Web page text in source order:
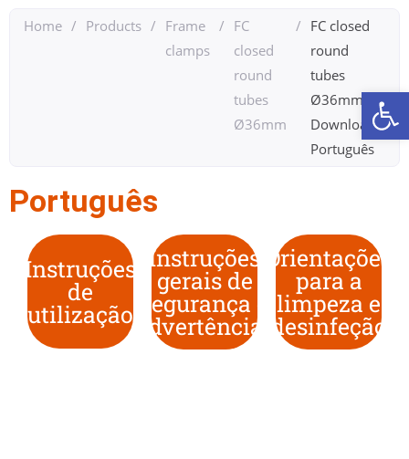
Home / Products / Frame
clamps
/ FC
closed
round
tubes
Ø36mm
/ FC closed
round
tubes
Ø36mm
Downloads
Português​
Português
Instruções
de
utilização
Instruções
gerais de
segurança e
advertências
Orientações
para a
limpeza e
desinfeção